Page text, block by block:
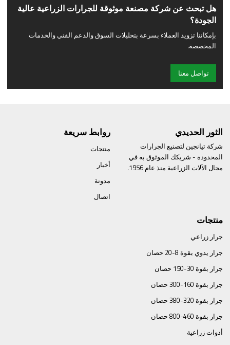
هل تبحث عن شركة مصنعة موثوقة للجرارات الزراعية عالية
الجودة؟
بإمكاننا تزويد العملاء بسرعة بتحليلات السوق والدعم الفني والخدمات
المخصصة.
تواصل معنا
الثور الحديدي
شركة تيانجين لتصنيع الجرارات
المحدودة - شريكك الموثوق به في
مجال الآلات الزراعية منذ عام 1956.
روابط سريعة
منتجات
أخبار
مدونة
اتصال
منتجات
جرار زراعي
جرار يدوي بقوة 8-20 حصان
جرار بقوة 30-150 حصان
جرار بقوة 160-300 حصان
جرار بقوة 320-380 حصان
جرار بقوة 460-800 حصان
أدوات زراعية